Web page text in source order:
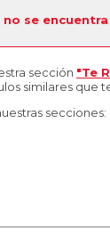
se
sección "Te
similares que
secciones: